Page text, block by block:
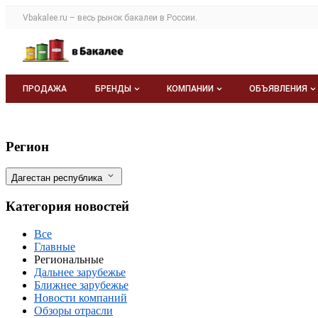
Раздел навигации по сайту vbakalee.ru
Vbakalee.ru – весь рынок бакалеи в России.
Авторизация и меню пользователя
Навигация по разделам сайта vbakalee.ru
ПРОДАЖА БРЕНДЫ КОМПАНИИ ОБЪЯВЛЕНИЯ
Дагестанский горный чай
Фильтры
Регион
Дагестан республика
Категория новостей
Все
Главные
Региональные
Дальнее зарубежье
Ближнее зарубежье
Новости компаний
Обзоры отрасли